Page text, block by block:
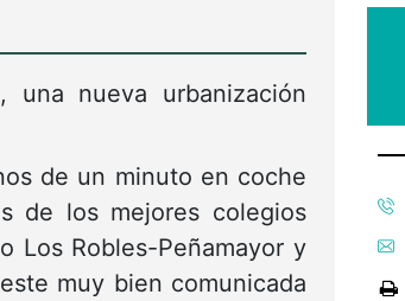
una nueva urbanización
de un minuto en coche
de los mejores colegios
Los Robles-Peñamayor y
muy bien comunicada